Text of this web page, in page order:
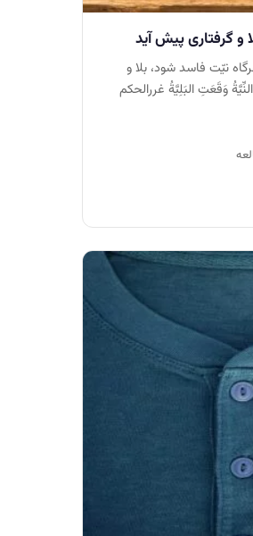
و گرفتارى پيش آيد
نيّت فاسد شود، بلا و
وَقَعَتِ البَلِيَّةُ غررالحكم